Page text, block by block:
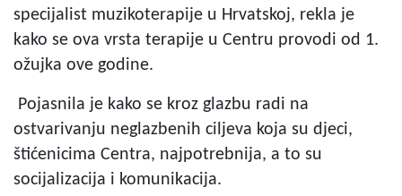
specijalist muzikoterapije u Hrvatskoj, rekla je
kako se ova vrsta terapije u Centru provodi od 1.
ožujka ove godine.
Pojasnila je kako se kroz glazbu radi na
ostvarivanju neglazbenih ciljeva koja su djeci,
štićenicima Centra, najpotrebnija, a to su
socijalizacija i komunikacija.